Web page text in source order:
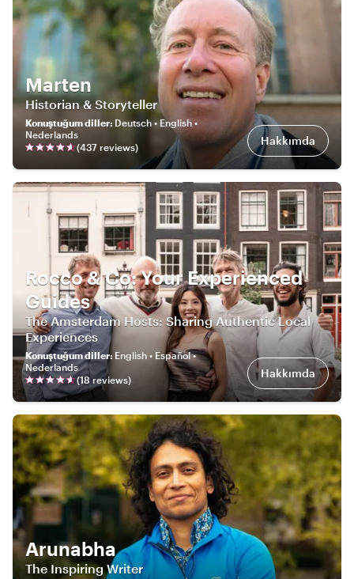
Marten
Historian & Storyteller
Konuştuğum diller: Deutsch • English •
Nederlands
(437 reviews) Hakkımda
Rocco & Co: Your Experienced
Guides
The Amsterdam Hosts: Sharing Authentic Local
Experiences
Konuştuğum diller: English • Español •
Nederlands
(18 reviews) Hakkımda
Arunabha
The Inspiring Writer